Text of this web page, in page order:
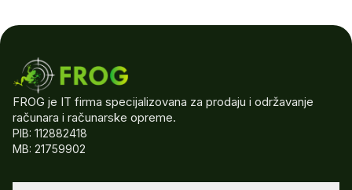
FROG je IT firma specijalizovana za prodaju i održavanje
računara i računarske opreme.
PIB: 112882418
MB: 21759902